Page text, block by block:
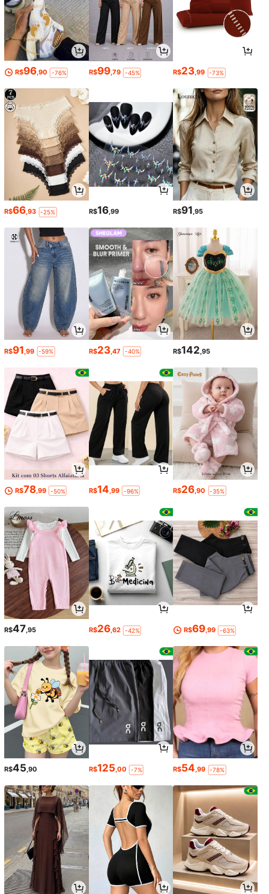
R$96,90 -76% R$99,79 -45% R$23,99 -73%
R$66,93 -25% R$16,99 R$91,95
R$91 ,99 -59% R$23,47 -40% R$142 ,95
R$78,99 -50% R$14 ,99 -96% R$26 ,90 -35%
R$47,95 R$26,62 -42% R$69,99 -63%
R$45,90 R$125,00 -7% R$54,99 -78%